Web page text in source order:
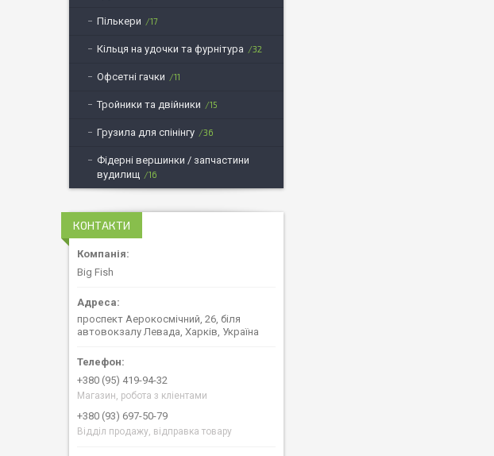
Пількери 17
Кільця на удочки та фурнітура 32
Офсетні гачки 11
Тройники та двійники 15
Грузила для спінінгу 36
Фідерні вершинки / запчастини
вудилищ
16
КОНТАКТИ
Big Fish
проспект Аерокосмічний, 26, біля
автовокзалу Левада, Харків, Україна
+380 (95) 419-94-32
Магазин, робота з кліентами
+380 (93) 697-50-79
Відділ продажу, відправка товару